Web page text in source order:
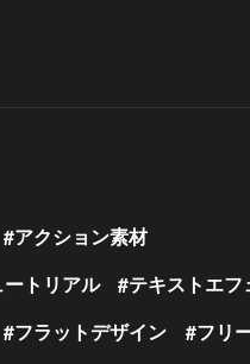
アクション素材
トリアル
テキストエフ
フラットデザイン
フリ